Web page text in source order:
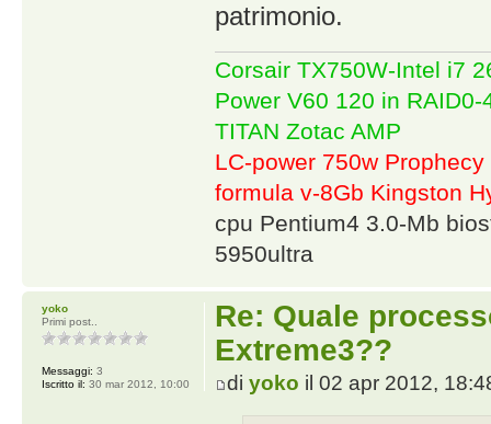
patrimonio.
Corsair TX750W-Intel i7
Power V60 120 in
TITAN Zotac AMP
LC-power 750w
formula v-8Gb Kingston
cpu Pentium4 3.0-Mb
5950ultra
Re: Quale
Extreme3??
di yoko il 02 apr 2012,
yoko
Primi post..
Messaggi: 3
Iscritto il: 30 mar 2012, 10:00